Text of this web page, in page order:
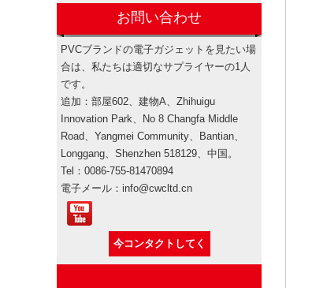
動物亀形状OEM PVC 4 GB 8
GB 16 GB USB 2.0フラッシ
ュドライブメーカー
ギードリンクボトルミニスピ
ーカーワイヤレスブルートゥ
ーススピーカーアメリカ
電子プロモーションペプシギ
ーメモリースティックusbフ
ラッシュドライブ
お問い合わせ
PVCブランドの電子ガジェットを見たい場
合は、私たちは適切なサプライヤーの1人
です。
追加：部屋602、建物A、Zhihuigu
Innovation Park、No 8 Changfa Middle
Road、Yangmei Community、Bantian、
Longgang、Shenzhen 518129、中国。
Tel：0086-755-81470894
電子メール：info@cwcltd.cn
今コンタクトしてく
ブランド認可
ブランド認可 プロモーション製品はブラ
ンド製品であり、輸入、海上'私たちは、
中国の習慣に合格するためにはブランド
認可が必要です。では、何が必要なので